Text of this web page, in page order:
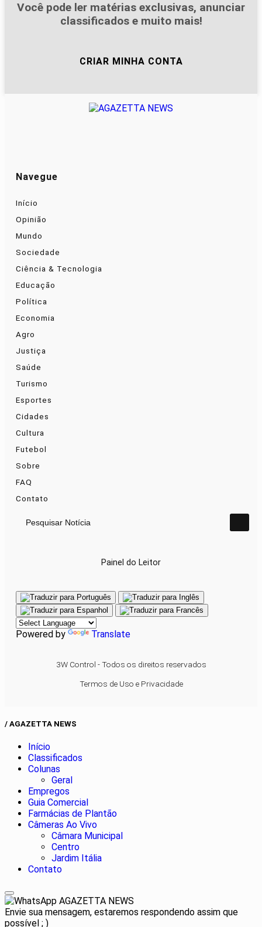
Você pode ler matérias exclusivas, anunciar
classificados e muito mais!
CRIAR MINHA CONTA
Navegue
Início
Opinião
Mundo
Sociedade
Ciência & Tecnologia
Educação
Política
Economia
Agro
Justiça
Saúde
Turismo
Esportes
Cidades
Cultura
Futebol
Sobre
FAQ
Contato
Pesquisar Notícia
Painel do Leitor
Powered by Translate
3W Control - Todos os direitos reservados
Termos de Uso e Privacidade
/ AGAZETTA NEWS
Início
Classificados
Colunas
Geral
Empregos
Guia Comercial
Farmácias de Plantão
Câmeras Ao Vivo
Câmara Municipal
Centro
Jardim Itália
Contato
AGAZETTA NEWS
Envie sua mensagem, estaremos respondendo assim que
possível ; )